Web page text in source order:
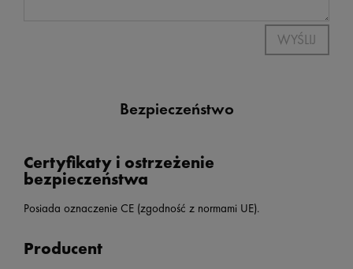
WYŚLIJ
Bezpieczeństwo
Certyfikaty i ostrzeżenie
bezpieczeństwa
Posiada oznaczenie CE (zgodność z normami UE).
Producent